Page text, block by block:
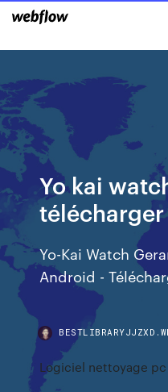
Yo kai
Yo-Kai Watch
Android -
Logiciel nettoyage pc